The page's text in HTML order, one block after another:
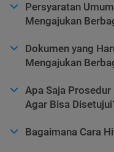
Persyaratan
Mengajukan
Dokumen yang
Mengajukan
Apa Saja Prosedur
Agar Bisa
Bagaimana Cara